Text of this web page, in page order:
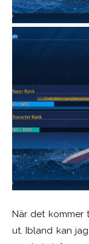
När det kommer
ut. Ibland kan